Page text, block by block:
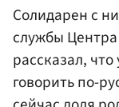
Солидарен с
службы
рассказал,
говорить по-